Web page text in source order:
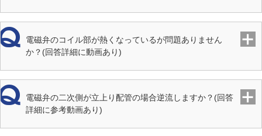
・ 適用
圧力
（MPa）
オリフィ
ス径
M:7mm
電磁弁のコイル部が熱くなっているが問題ありません
か？(回答詳細に動画あり)
電磁弁の二次側が立上り配管の場合逆流しますか？(回答
詳細に参考動画あり)